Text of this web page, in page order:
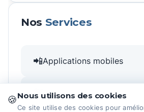
Nos Services
📲Applications mobiles
🌐 Création sites web
🍪Nous utilisons des cookies
Ce site utilise des cookies pour